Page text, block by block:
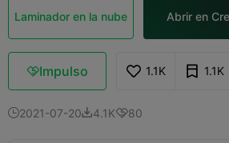
Laminador en la nube Abrir en
Impulso 1.1K 1.1K
2021-07-204.1K80